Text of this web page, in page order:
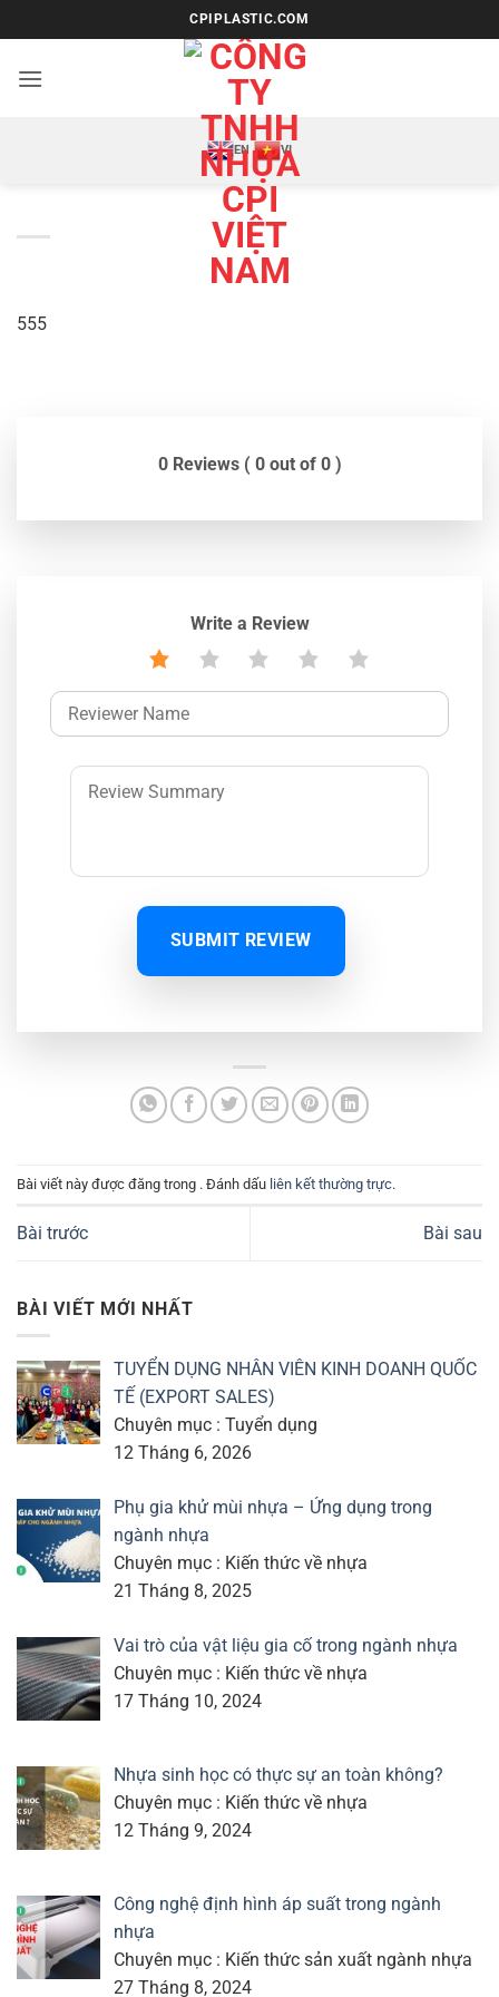
qua
nội
CPIPLASTIC.COM
EN VI
555
0 Reviews ( 0 out of 0 )
Write a Review
SUBMIT REVIEW
Bài viết này được đăng trong . Đánh dấu liên kết thường trực.
Bài trước Bài sau
BÀI VIẾT MỚI NHẤT
TUYỂN DỤNG NHÂN VIÊN KINH DOANH QUỐC
TẾ (EXPORT SALES)
Chuyên mục : Tuyển dụng
12 Tháng 6, 2026
Phụ gia khử mùi nhựa – Ứng dụng trong
ngành nhựa
Chuyên mục : Kiến thức về nhựa
21 Tháng 8, 2025
Vai trò của vật liệu gia cố trong ngành nhựa
Chuyên mục : Kiến thức về nhựa
17 Tháng 10, 2024
Nhựa sinh học có thực sự an toàn không?
Chuyên mục : Kiến thức về nhựa
12 Tháng 9, 2024
Công nghệ định hình áp suất trong ngành
nhựa
Chuyên mục : Kiến thức sản xuất ngành nhựa
27 Tháng 8, 2024